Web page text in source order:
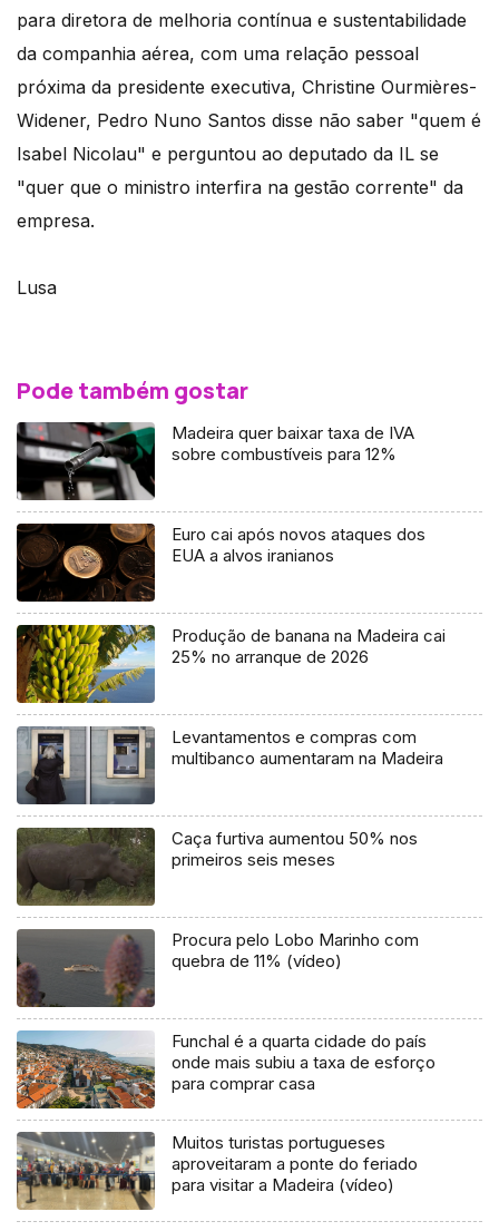
para diretora de melhoria contínua e sustentabilidade
da companhia aérea, com uma relação pessoal
próxima da presidente executiva, Christine Ourmières-
Widener, Pedro Nuno Santos disse não saber "quem é
Isabel Nicolau" e perguntou ao deputado da IL se
"quer que o ministro interfira na gestão corrente" da
empresa.
Lusa
Pode também gostar
Madeira quer baixar taxa de IVA
sobre combustíveis para 12%
Euro cai após novos ataques dos
EUA a alvos iranianos
Produção de banana na Madeira cai
25% no arranque de 2026
Levantamentos e compras com
multibanco aumentaram na Madeira
Caça furtiva aumentou 50% nos
primeiros seis meses
Procura pelo Lobo Marinho com
quebra de 11% (vídeo)
Funchal é a quarta cidade do país
onde mais subiu a taxa de esforço
para comprar casa
Muitos turistas portugueses
aproveitaram a ponte do feriado
para visitar a Madeira (vídeo)